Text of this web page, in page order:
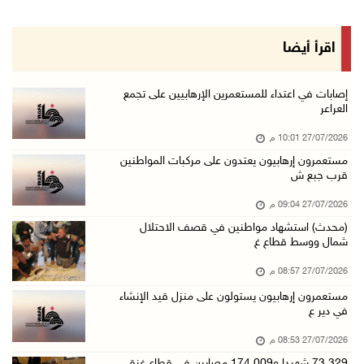
اقرأ أيضا
إصابات في اعتداء للمستعمرين الإرهابيين على تجمع
العراعر
27/07/2026 10:01 م
مستعمرون إرهابيون يعتدون على مركبات المواطنين
قرب جبع ش
27/07/2026 09:04 م
(محدث) استشهاد مواطنين في قصف الاحتلال
شمال ووسط قطاع غ
27/07/2026 08:57 م
مستعمرون إرهابيون يستولون على منزل قيد الإنشاء
في دير ع
27/07/2026 08:53 م